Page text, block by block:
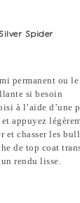
Spider
permanent ou
si besoin
à l’aide d’une
appuyez
et chasser les
de top coat
rendu lisse.